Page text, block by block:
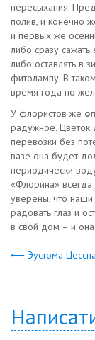
пересыхания.
полив, и конечно
и первых же
либо сразу
либо оставлять в
фитолампу. В
время года по
У флористов же
радужное. Цветок
перевозки без
вазе она будет
периодически
«Флорина»
уверены, что
радовать глаз и
в свой дом – и она
⟵ Эустома Цессна